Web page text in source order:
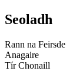
Seoladh
Rann na Feirsde
Anagaire
Tír Chonaill